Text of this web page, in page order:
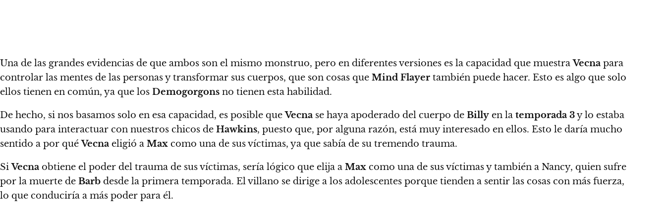
Una de las grandes evidencias de que ambos son el mismo monstruo, pero en diferentes versiones es la capacidad que muestraVecna ​​para
controlar las mentes de las personas y transformar sus cuerpos, que son cosas que Mind Flayer también puede hacer. Esto es algo que solo
ellos tienen en común, ya que los Demogorgons no tienen esta habilidad.
De hecho, si nos basamos solo en esa capacidad, es posible queVecna ​​se haya apoderado del cuerpo de Billy en la temporada 3y lo estaba
usando para interactuar con nuestros chicos de Hawkins, puesto que, por alguna razón, está muy interesado en ellos. Esto le daría mucho
sentido a por quéVecna ​​eligió a Max como una de sus víctimas, ya que sabía de su tremendo trauma.
SiVecna ​​obtiene el poder del trauma de sus víctimas, sería lógico que elija a Max como una de sus víctimas y también a Nancy, quien sufre
por la muerte de Barb desde la primera temporada. El villano se dirige a los adolescentes porque tienden a sentir las cosas con más fuerza,
lo que conduciría a más poder para él.